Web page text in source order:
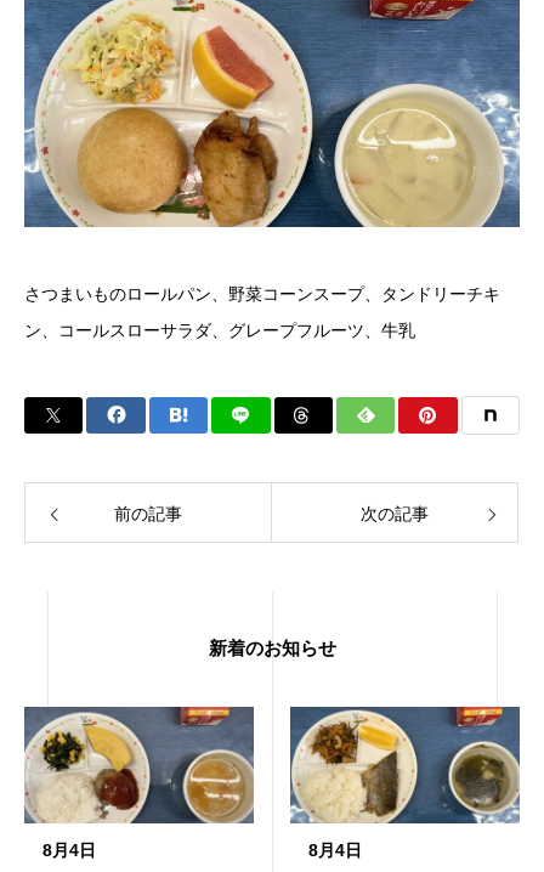
さつまいものロールパン、野菜コーンスープ、タンドリーチキ
ン、コールスローサラダ、グレープフルーツ、牛乳
前の記事 次の記事
新着のお知らせ
8月4日 8月4日